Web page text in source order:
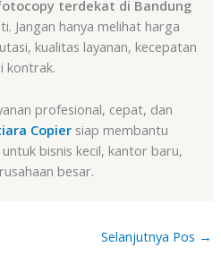
terdekat di Bandung
Jangan hanya melihat harga
kualitas layanan, kecepatan
kontrak.
profesional, cepat, dan
Copier siap membantu
bisnis kecil, kantor baru,
besar.
Selanjutnya Pos →